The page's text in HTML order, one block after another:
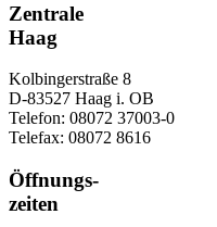
Zentrale
Haag
Kolbingerstraße 8
D-83527 Haag i. OB
Telefon: 08072 37003-0
Telefax: 08072 8616
Öffnungs-
zeiten